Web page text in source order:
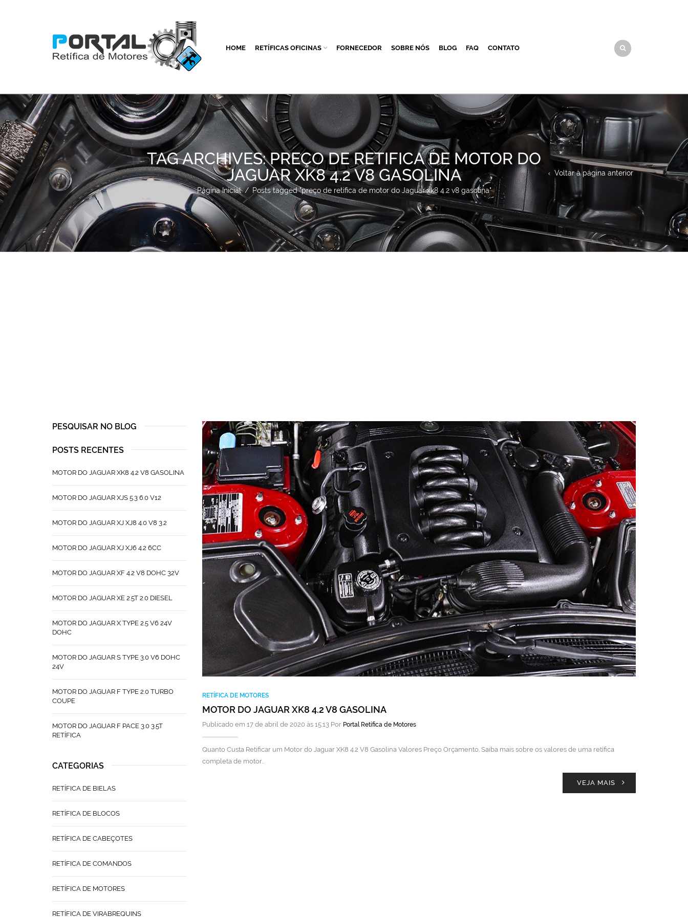
HOME RETÍFICAS OFICINAS FORNECEDOR SOBRE NÓS BLOG FAQ CONTATO
TAG ARCHIVES: PREÇO DE RETIFICA DE MOTOR DO
JAGUAR XK8 4.2 V8 GASOLINA
Página Inicial / Posts tagged "preço de retifica de motor do Jaguar xk8 4.2 v8 gasolina"
Voltar à página anterior
RETÍFICA DE MOTORES
MOTOR DO JAGUAR XK8 4.2 V8 GASOLINA
Publicado em 17 de abril de 2020 às 15:13 Por Portal Retífica de Motores
Quanto Custa Retificar um Motor do Jaguar XK8 4.2 V8 Gasolina Valores Preço Orçamento. Saiba mais sobre os valores de uma retífica
completa de motor…
VEJA MAIS
PESQUISAR NO BLOG
POSTS RECENTES
MOTOR DO JAGUAR XK8 4.2 V8 GASOLINA
MOTOR DO JAGUAR XJS 5.3 6.0 V12
MOTOR DO JAGUAR XJ XJ8 4.0 V8 3.2
MOTOR DO JAGUAR XJ XJ6 4.2 6CC
MOTOR DO JAGUAR XF 4.2 V8 DOHC 32V
MOTOR DO JAGUAR XE 2.5T 2.0 DIESEL
MOTOR DO JAGUAR X TYPE 2.5 V6 24V
DOHC
MOTOR DO JAGUAR S TYPE 3.0 V6 DOHC
24V
MOTOR DO JAGUAR F TYPE 2.0 TURBO
COUPE
MOTOR DO JAGUAR F PACE 3.0 3.5T
RETÍFICA
CATEGORIAS
RETÍFICA DE BIELAS
RETÍFICA DE BLOCOS
RETÍFICA DE CABEÇOTES
RETÍFICA DE COMANDOS
RETÍFICA DE MOTORES
RETÍFICA DE VIRABREQUINS